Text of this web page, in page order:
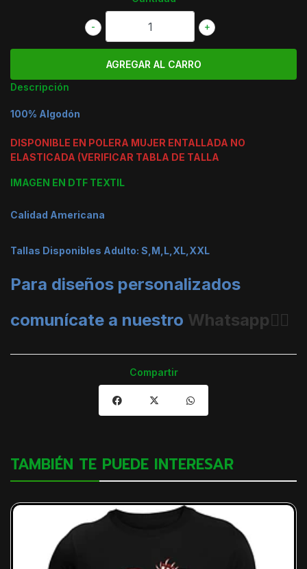
+
-
Descripción
100% Algodón
DISPONIBLE EN POLERA MUJER ENTALLADA NO
ELASTICADA (VERIFICAR TABLA DE TALLA
IMAGEN EN DTF TEXTIL
Calidad Americana
Tallas Disponibles Adulto: S,M,L,XL,XXL
Para diseños personalizados
comunícate a nuestro Whatsapp👈🏼
Compartir
TAMBIÉN TE PUEDE INTERESAR